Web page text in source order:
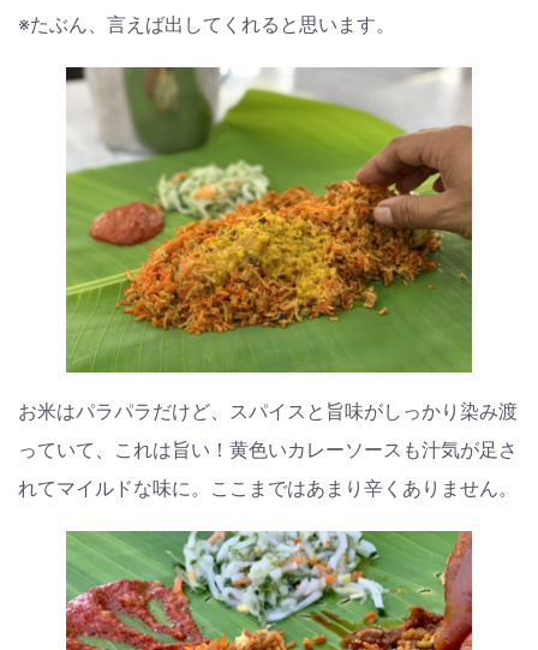
※たぶん、言えば出してくれると思います。
お米はパラパラだけど、スパイスと旨味がしっかり染み渡
っていて、これは旨い！黄色いカレーソースも汁気が足さ
れてマイルドな味に。ここまではあまり辛くありません。